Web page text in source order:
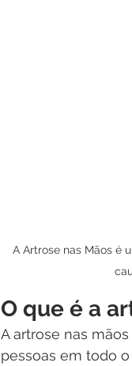
A Artrose nas Mãos é
O que é a
A artrose nas
pessoas em todo